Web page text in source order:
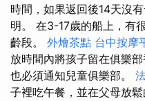
時間，如果返回後14天沒
明。 在3-17歲的船上，有
齡段。 外燴茶點 台中按摩
放時間內將孩子留在俱樂
也必須通知兒童俱樂部。
子裡吃午餐，並在父母放